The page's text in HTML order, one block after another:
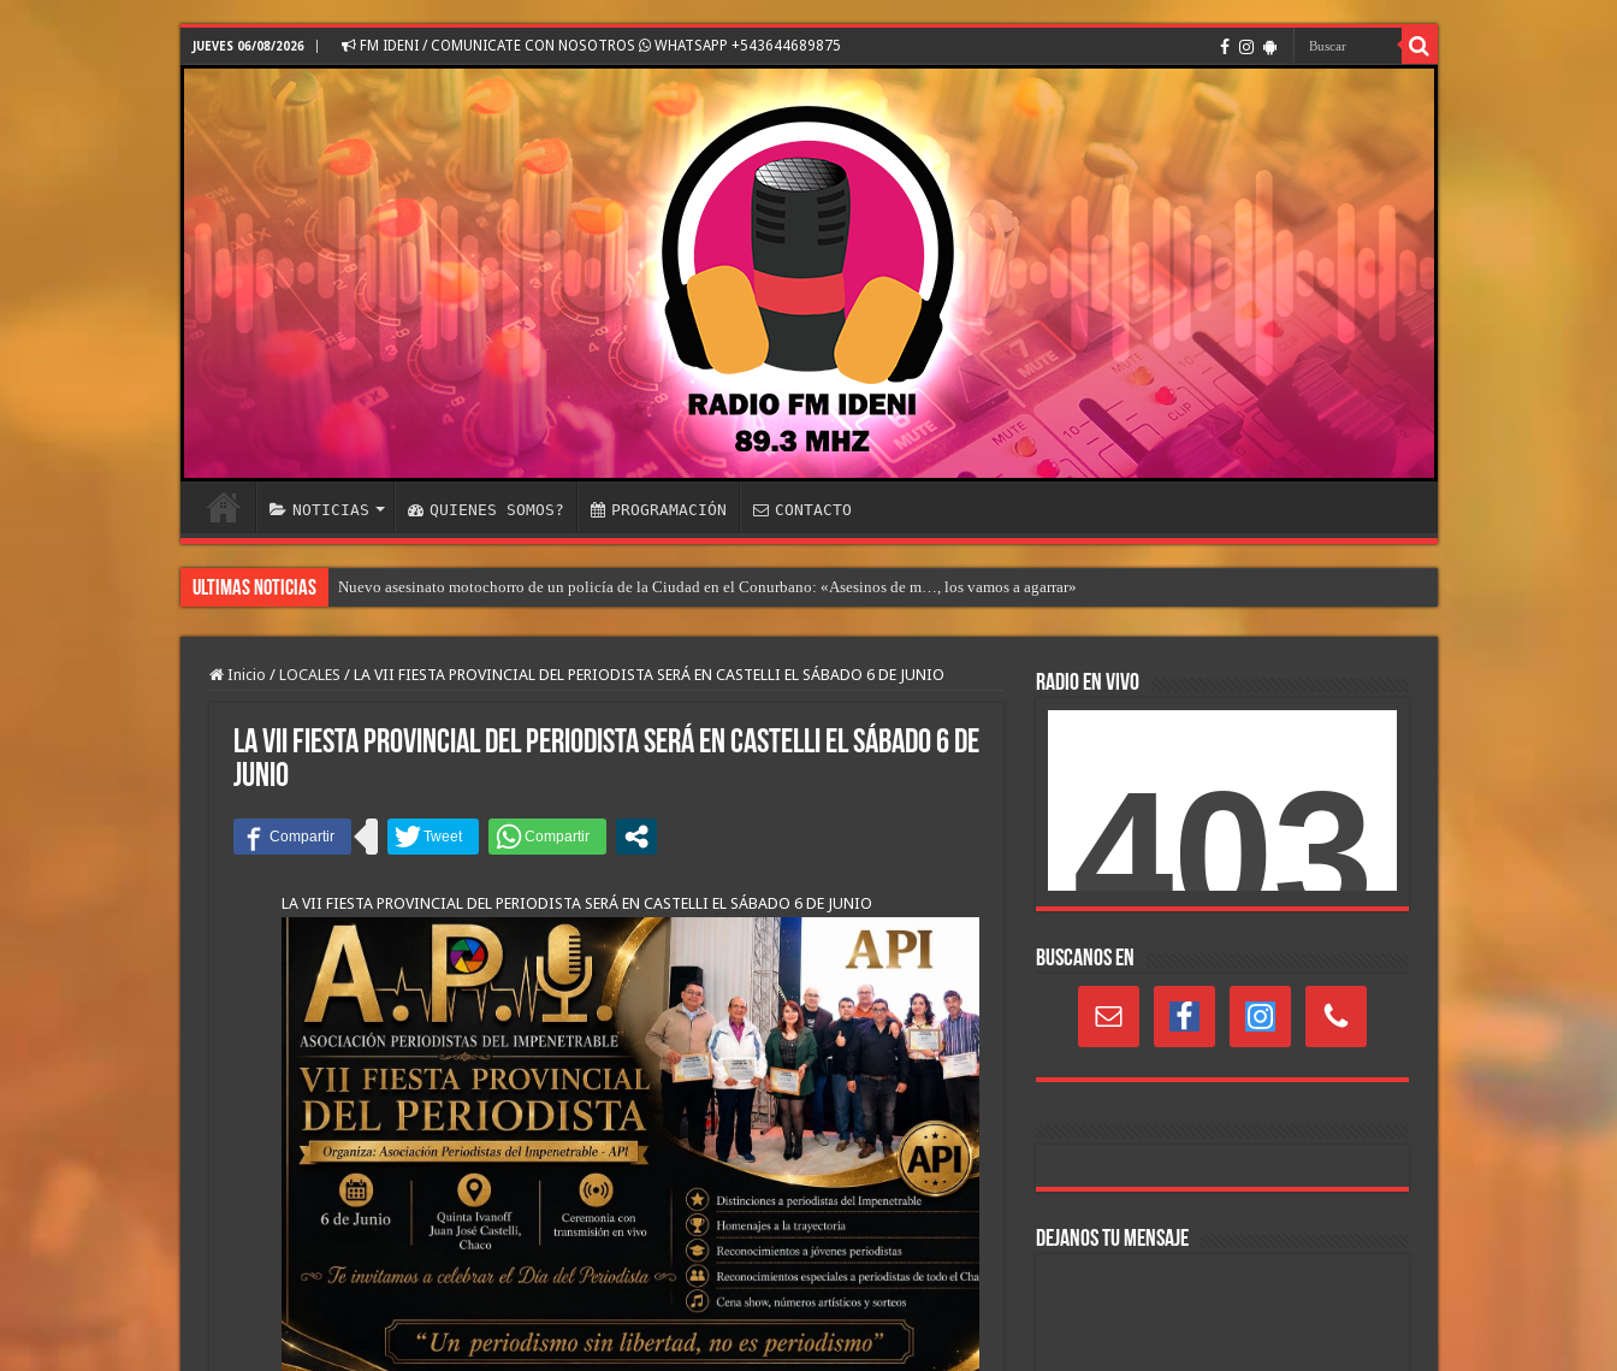
JUEVES 06/08/2026 FM IDENI / COMUNICATE CON NOSOTROS WHATSAPP +543644689875
NOTICIAS QUIENES SOMOS? PROGRAMACIÓN CONTACTO
Ultimas Noticias Nuevo asesinato motochorro de un policía de la Ciudad en el Conurbano: «Asesinos de m…, los vamos a agarrar»
Inicio / LOCALES / LA VII FIESTA PROVINCIAL DEL PERIODISTA SERÁ EN CASTELLI EL SÁBADO 6 DE JUNIO
LA VII FIESTA PROVINCIAL DEL PERIODISTA SERÁ EN CASTELLI EL SÁBADO 6 DE
JUNIO
LA VII FIESTA PROVINCIAL DEL PERIODISTA SERÁ EN CASTELLI EL SÁBADO 6 DE JUNIO
RADIO EN VIVO
BUSCANOS EN
DEJANOS TU MENSAJE